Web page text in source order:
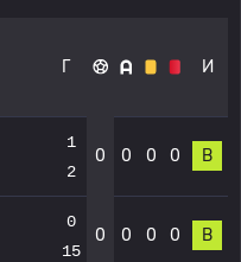
Г И
1
2
0 0 0 0 В
0
15
0 0 0 0 В